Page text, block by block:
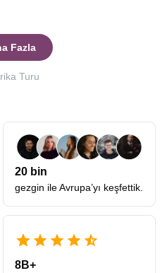
Fazla
Turu
20 bin
gezgin ile Avrupa’yı keşfettik.
8B+